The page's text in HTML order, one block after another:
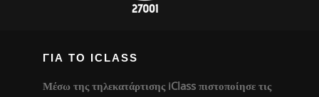
ΓΙΑ ΤΟ ICLASS
Μέσω της τηλεκατάρτισης iClass πιστοποίησε τις